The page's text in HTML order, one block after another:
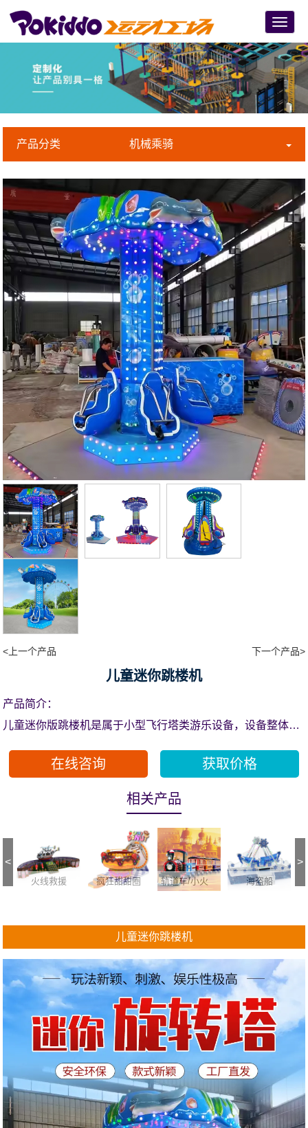
Menu
产品分类 机械乘骑
<上一个产品 下一个产品>
儿童迷你跳楼机
产品简介：
儿童迷你版跳楼机是属于小型飞行塔类游乐设备，设备整体远
空，然后自由下降，反复多次，同时塔体会360度旋转，带给
游客强烈的刺激感。该设备具有色彩亮丽，运行自如的特点，
该设备上下运动采用液压缸驱动，座椅采用棘爪齿条锁紧，安
全带附安全检测功能，自锁性能稳定可靠使游客在乘坐时感到
安全舒适。主体底部安装有气液缓冲装置，使设备具有可靠的
安全保障
在线咨询 获取价格
相关产品
火线救援 疯狂甜甜圈 轨道车/小火车系列 海盗船
< >
儿童迷你跳楼机